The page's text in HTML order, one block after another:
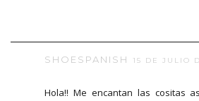
SHOESPANISH 15 DE JULIO
Hola!! Me encantan las cositas